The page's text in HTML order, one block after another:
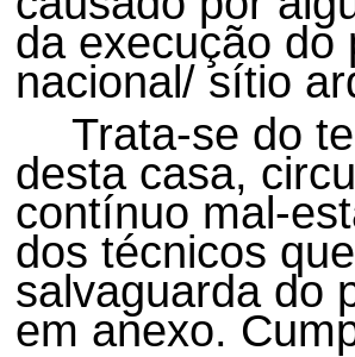
da execução do
nacional/ sítio
Trata-se do
desta casa,
contínuo mal-
dos técnicos
salvaguarda do
em anexo.